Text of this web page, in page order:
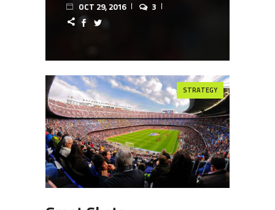
OCT 29, 2016 3
STRATEGY